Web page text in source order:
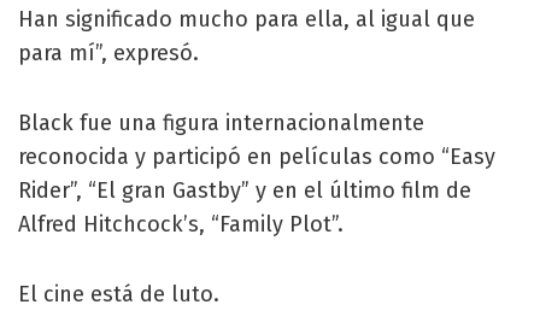
Han significado mucho para ella, al igual que
para mí”, expresó.
Black fue una figura internacionalmente
reconocida y participó en películas como “Easy
Rider”, “El gran Gastby” y en el último film de
Alfred Hitchcock’s, “Family Plot”.
El cine está de luto.